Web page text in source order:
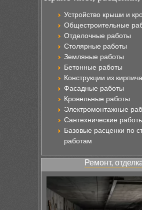
Устройство крыши и
Общестроительные
Отделочные работы
Столярные работы
Земляные работы
Бетонные работы
Конструкции из
Фасадные работы
Кровельные работы
Электромонтажные
Сантехнические
Базовые расценки по
работам
Ремонт,